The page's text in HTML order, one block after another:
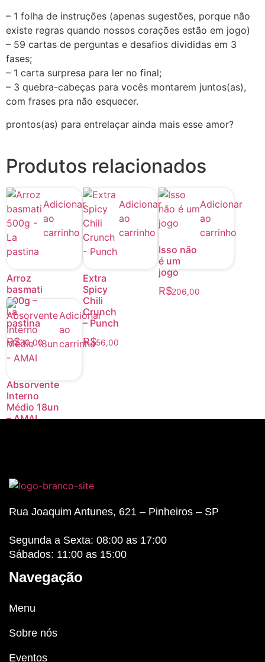
– 1 folha de instruções (apenas sugestões, porque não
existe regras quando nossos corações estão em jogo)
– 59 cartas de perguntas e desafios divididas em 3
fases;
– 1 carta surpresa para ler no final;
– 3 quebra-cabeças para vocês montarem juntos(as),
com frases pra não esquecer.
prontos(as) para entrelaçar ainda mais esse amor?
Produtos relacionados
Arroz
basmati
500g –
La
pastina
R$30,00
Adicionar
ao
carrinho
Extra
Spicy
Chili
Crunch
– Punch
R$56,00
Adicionar
ao
carrinho
Isso não
é um
jogo
R$206,00
Adicionar
ao
carrinho
Absorvente
Interno
Médio 18un
– AMAI
Adicionar
ao
carrinho
Rua Joaquim Antunes, 621 – Pinheiros – SP
Segunda a Sexta: 08:00 as 17:00
Sábados: 11:00 as 15:00
Navegação
Menu
Sobre nós
Eventos